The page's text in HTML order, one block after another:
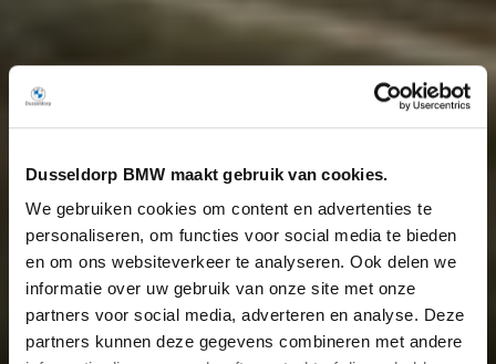
Dusseldorp BMW maakt gebruik van cookies.
We gebruiken cookies om content en advertenties te
personaliseren, om functies voor social media te bieden
en om ons websiteverkeer te analyseren. Ook delen we
informatie over uw gebruik van onze site met onze
partners voor social media, adverteren en analyse. Deze
partners kunnen deze gegevens combineren met andere